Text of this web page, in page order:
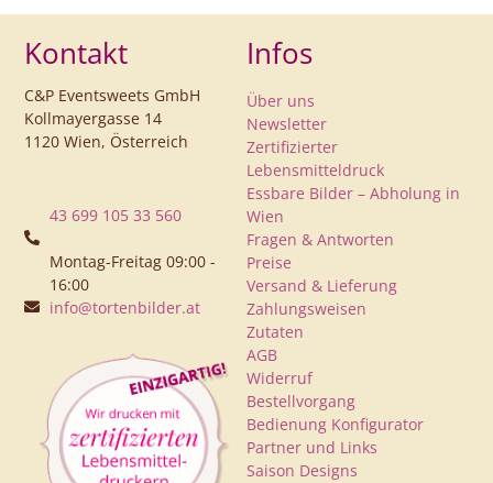
Kontakt
C&P Eventsweets GmbH
Kollmayergasse 14
1120 Wien, Österreich
43 699 105 33 560
Montag-Freitag 09:00 -
16:00
info@tortenbilder.at
Infos
Über uns
Newsletter
Zertifizierter
Lebensmitteldruck
Essbare Bilder – Abholung in
Wien
Fragen & Antworten
Preise
Versand & Lieferung
Zahlungsweisen
Zutaten
AGB
Widerruf
Bestellvorgang
Bedienung Konfigurator
Partner und Links
Saison Designs